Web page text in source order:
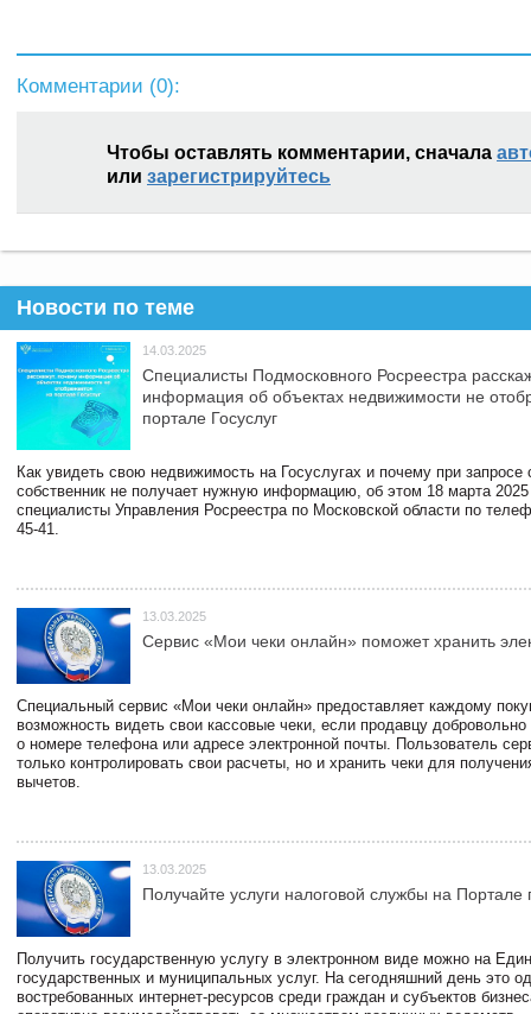
Комментарии (0):
Чтобы оставлять комментарии, сначала
или зарегистрируйтесь
Новости по теме
14.03.2025
Специалисты Подмосковного Росреестра
информация об объектах недвижимости не
портале Госуслуг
Как увидеть свою недвижимость на Госуслугах и почему при запросе
собственник не получает нужную информацию, об этом 18 марта 2025
специалисты Управления Росреестра по Московской области по
45-41.
13.03.2025
Сервис «Мои чеки онлайн» поможет хранить
Специальный сервис «Мои чеки онлайн» предоставляет каждому
возможность видеть свои кассовые чеки, если продавцу
о номере телефона или адресе электронной почты. Пользователь
только контролировать свои расчеты, но и хранить чеки для
вычетов.
13.03.2025
Получайте услуги налоговой службы на Портале
Получить государственную услугу в электронном виде можно на
государственных и муниципальных услуг. На сегодняшний день это
востребованных интернет-ресурсов среди граждан и субъектов